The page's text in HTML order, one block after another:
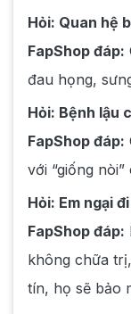
Hỏi: Quan hệ
FapShop đáp:
đau họng,
Hỏi: Bệnh lậu
FapShop đáp:
với “giống
Hỏi: Em ngại
FapShop đáp:
không chữa
tín, họ sẽ bảo